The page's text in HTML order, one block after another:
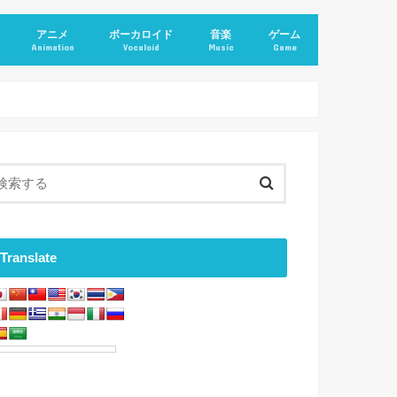
アニメ
Animation
ボーカロイド
Vocaloid
音楽
Music
ゲーム
Game
Translate